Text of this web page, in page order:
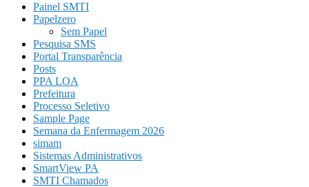
Painel SMTI
Papelzero
Sem Papel
Pesquisa SMS
Portal Transparência
Posts
PPA LOA
Prefeitura
Processo Seletivo
Sample Page
Semana da Enfermagem 2026
simam
Sistemas Administrativos
SmartView PA
SMTI Chamados